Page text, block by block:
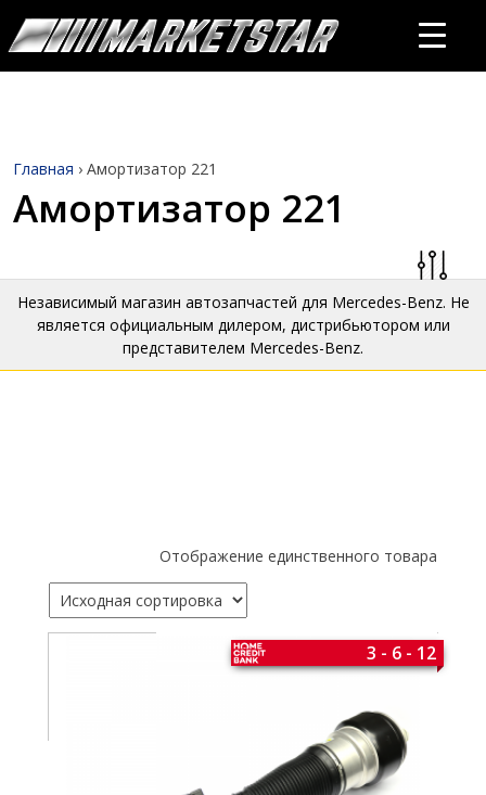
Главная › Амортизатор 221
Амортизатор 221
Независимый магазин автозапчастей для Mercedes-Benz. Не
является официальным дилером, дистрибьютором или
представителем Mercedes-Benz.
Отображение единственного товара
3 - 6 - 12